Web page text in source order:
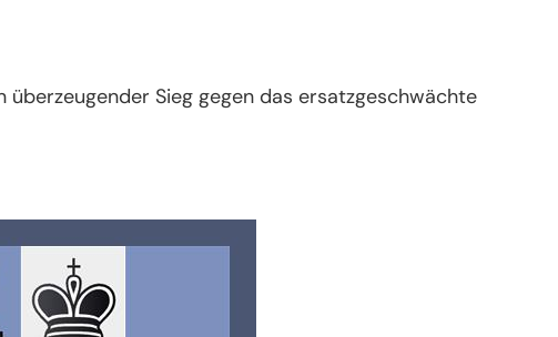
überzeugender Sieg gegen das ersatzgeschwächte